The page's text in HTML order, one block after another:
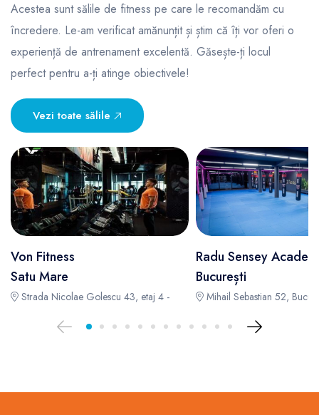
Acestea sunt sălile de fitness pe care le recomandăm cu
încredere. Le-am verificat amănunțit și știm că îți vor oferi o
experiență de antrenament excelentă. Găsește-ți locul
perfect pentru a-ți atinge obiectivele!
Vezi toate sălile
Von Fitness
Satu Mare
Strada Nicolae Golescu 43, etaj 4 -
Radu Sensey
București
Mihail Sebastian 52,